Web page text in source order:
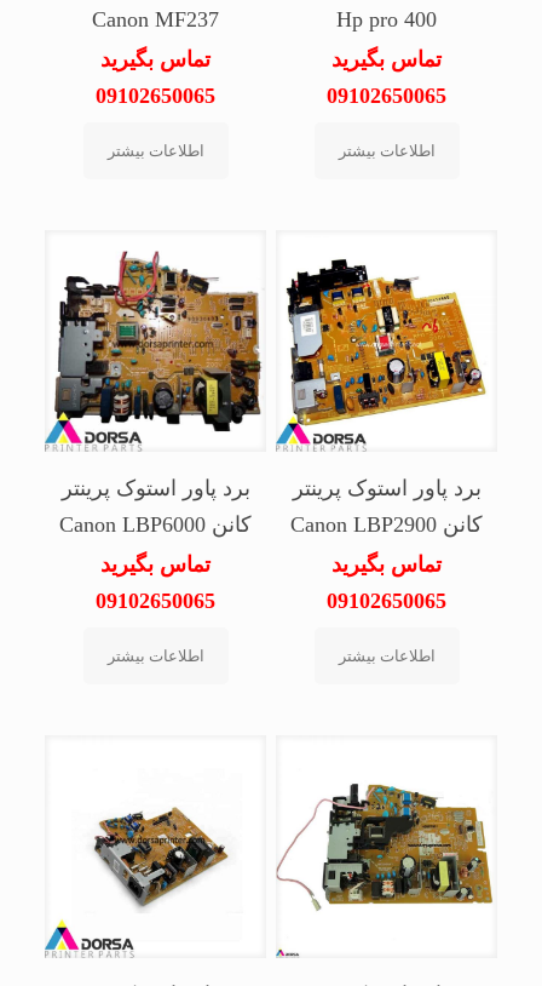
Hp pro 400
تماس بگیرید
09102650065
اطلاعات بیشتر
Canon MF237
تماس بگیرید
09102650065
اطلاعات بیشتر
برد پاور استوک پرینتر
کانن Canon LBP2900
تماس بگیرید
09102650065
اطلاعات بیشتر
برد پاور استوک پرینتر
کانن Canon LBP6000
تماس بگیرید
09102650065
اطلاعات بیشتر